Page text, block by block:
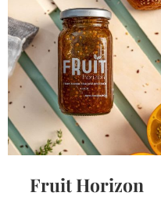
Fruit
Horizon
Fruit Horizon